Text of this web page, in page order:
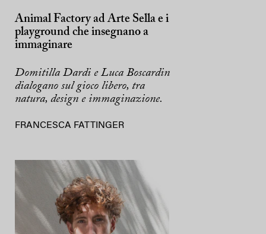
Animal Factory ad Arte Sella e i
playground che insegnano a
immaginare
Domitilla Dardi e Luca Boscardin
dialogano sul gioco libero, tra
natura, design e immaginazione.
FRANCESCA FATTINGER